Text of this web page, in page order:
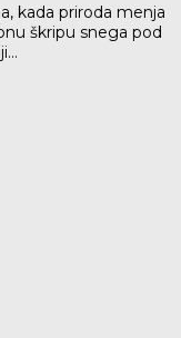
kada priroda menja
škripu snega pod
...